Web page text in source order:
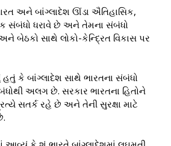
અને બાંગ્લાદેશ ઊંડા ઐતિહાસિક,
સંબંધો ધરાવે છે અને તેમના સંબંધો
બેઠકો સાથે લોકો-કેન્દ્રિત વિકાસ પર
કે બાંગ્લાદેશ સાથે ભારતના સંબંધો
અલગ છે. સરકાર ભારતના હિતોને
સતર્ક રહે છે અને તેની સુરક્ષા માટે